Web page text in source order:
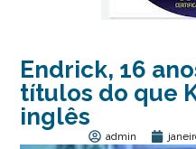
Endrick, 16
títulos do que
inglês
admin